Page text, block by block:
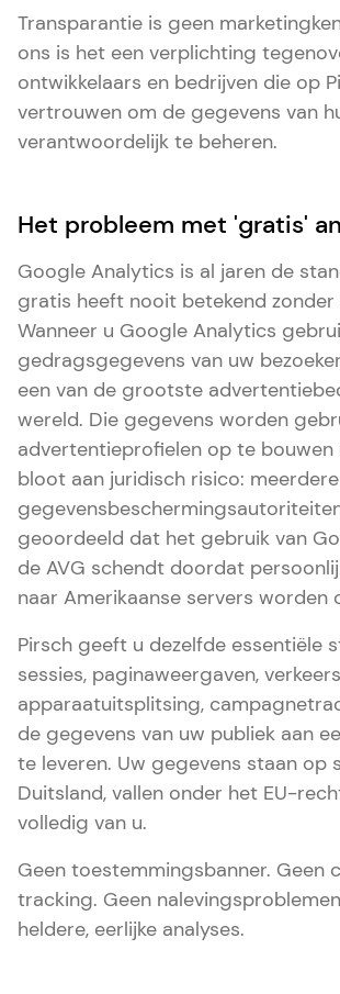
Transparantie is geen
ons is het een verplichting
ontwikkelaars en bedrijven die op
vertrouwen om de gegevens van
verantwoordelijk te beheren.
Het probleem met 'gratis'
Google Analytics is al jaren de
gratis heeft nooit betekend zonder
Wanneer u Google Analytics
gedragsgegevens van uw
een van de grootste
wereld. Die gegevens worden
advertentieprofielen op te bouwen
bloot aan juridisch risico:
geoordeeld dat het gebruik van
de AVG schendt doordat
naar Amerikaanse servers worden
Pirsch geeft u dezelfde essentiële
sessies, paginaweergaven,
apparaatuitsplitsing,
de gegevens van uw publiek aan
te leveren. Uw gegevens staan op
Duitsland, vallen onder het EU-
volledig van u.
Geen toestemmingsbanner. Geen
tracking. Geen
heldere, eerlijke analyses.